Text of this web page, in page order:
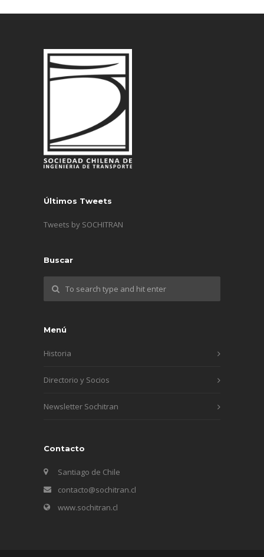
Últimos Tweets
Tweets by SOCHITRAN
Buscar
Menú
Historia
Directorio y Socios
Newsletter Sochitran
Contacto
Santiago de Chile
contacto@sochitran.cl
www.sochitran.cl